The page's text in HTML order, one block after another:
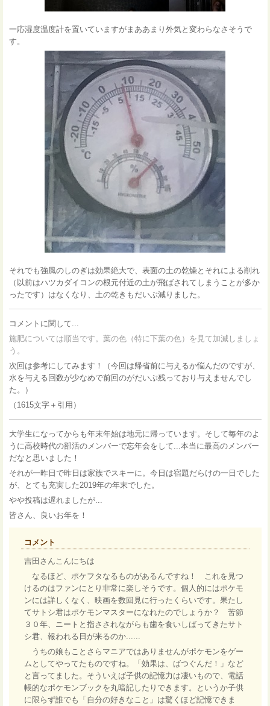
一応湿度温度計を置いていますがまああまり外気と変わらなさそうで
す。
それでも強風のしのぎは効果絶大で、表面の土の乾燥とそれによる削れ
（以前はハツカダイコンの根元付近の土が飛ばされてしまうことが多か
ったです）はなくなり、土の乾きもだいぶ減りました。
コメントに関して...
施肥については順当です。葉の色（特に下葉の色）を見て加減しましょ
う。
次回は参考にしてみます！（今回は帰省前に与えるか悩んだのですが、
水を与える回数が少なめで前回のがだいぶ残っており与えませんでし
た。）
（1615文字＋引用）
大学生になってからも年末年始は地元に帰っています。そして毎年のよ
うに高校時代の部活のメンバーで忘年会をして...本当に最高のメンバー
だなと思いました！
それが一昨日で昨日は家族でスキーに。今日は宿題だらけの一日でした
が、とても充実した2019年の年末でした。
やや投稿は遅れましたが...
皆さん、良いお年を！
コメント
吉田さんこんにちは
なるほど、ポケフタなるものがあるんですね！ これを見つ
けるのはファンにとり非常に楽しそうです。個人的にはポケモ
ンには詳しくなく、映画を数回見に行ったくらいです。果たし
てサトシ君はポケモンマスターになれたのでしょうか？ 苦節
３０年、ニートと指さされながらも歯を食いしばってきたサト
シ君、報われる日が来るのか......
うちの娘もことさらマニアではありませんがポケモンをゲー
ムとしてやってたものですね。「効果は、ばつぐんだ！」など
と言ってました。そういえば子供の記憶力は凄いもので、電話
帳的なポケモンブックを丸暗記したりできます。というか子供
に限らず誰でも「自分の好きなこと」は驚くほど記憶できま